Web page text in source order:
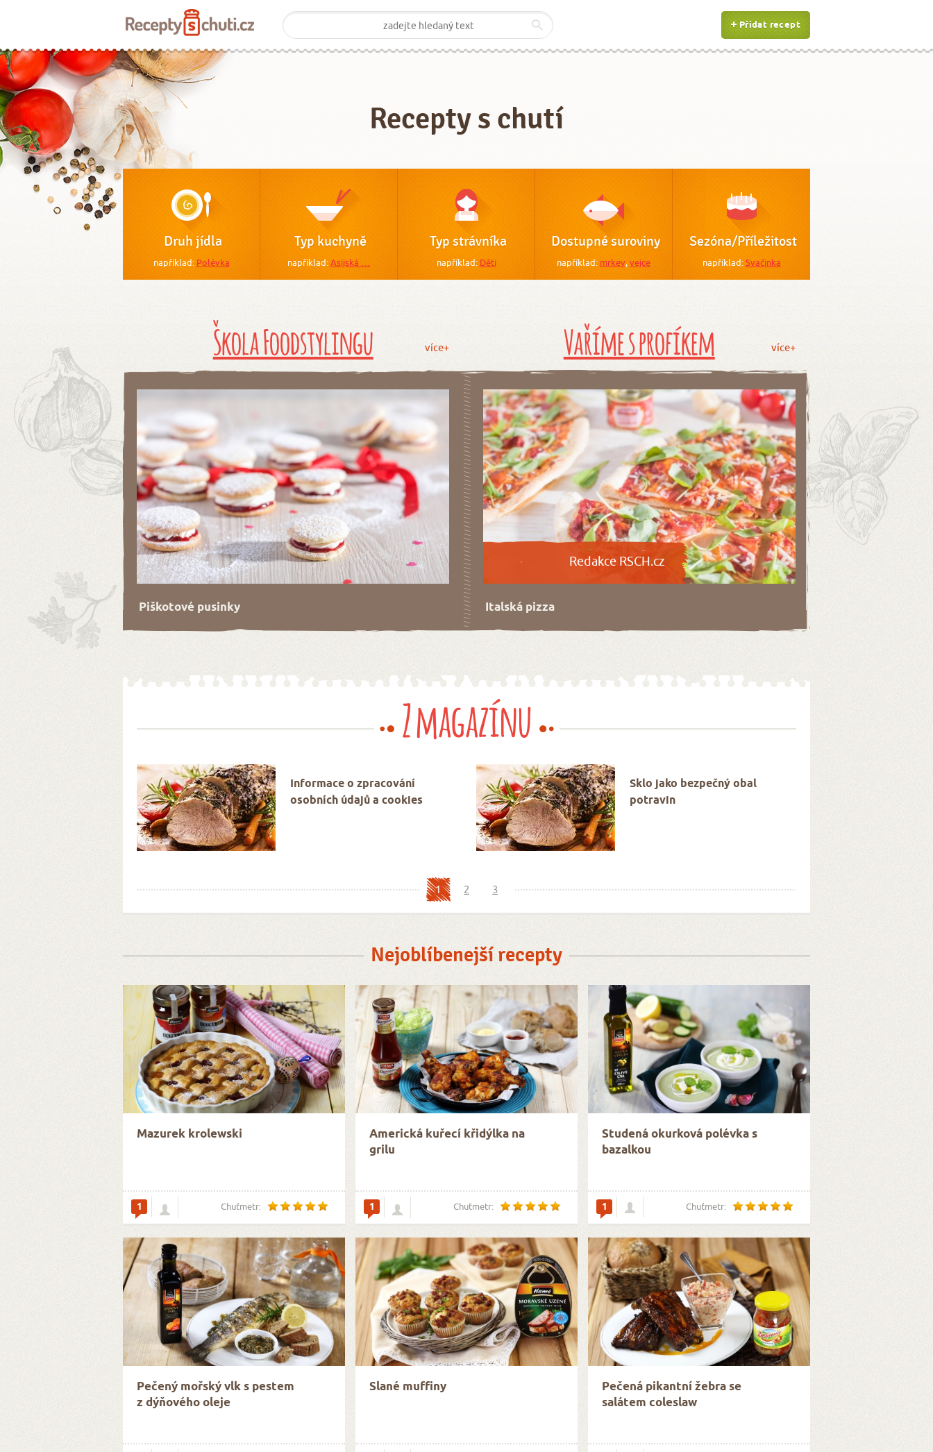
Přidat recept
Recepty s chutí
Druh jídla
například: Polévka
Typ kuchyně
například:Asijská …
Typ strávníka
například: Děti
Dostupné suroviny
například: mrkev,vejce
Sezóna/Příležitost
například:Svačinka
Škola Foodstylingu více+
Piškotové pusinky
Vaříme s profíkem více+
Redakce RSCH.cz
Italská pizza
Z magazínu
Informace o zpracování
osobních údajů a cookies
Sklo jako bezpečný obal
potravin
1 2 3
Nejoblíbenejší recepty
Mazurek krolewski
1 Chuťmetr:
Americká kuřecí křidýlka na
grilu
1 Chuťmetr:
Studená okurková polévka s
bazalkou
1 Chuťmetr:
Pečený mořský vlk s pestem
z dýňového oleje
Slané muffiny
Pečená pikantní žebra se
salátem coleslaw